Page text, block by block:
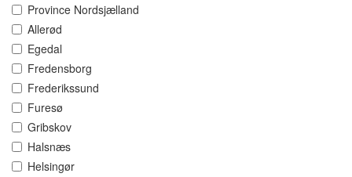
Province Nordsjælland
Allerød
Egedal
Fredensborg
Frederikssund
Furesø
Gribskov
Halsnæs
Helsingør